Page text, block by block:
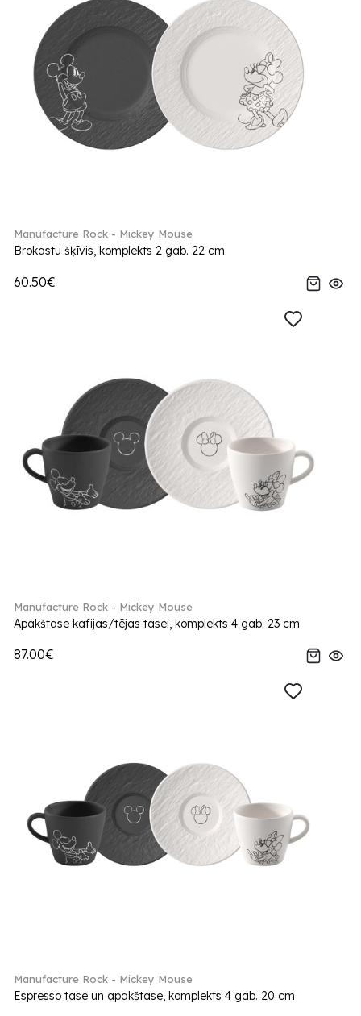
Manufacture Rock - Mickey Mouse
Brokastu šķīvis, komplekts 2 gab. 22 cm
60.50€
Manufacture Rock - Mickey Mouse
Apakštase kafijas/tējas tasei, komplekts 4 gab. 23 cm
87.00€
Manufacture Rock - Mickey Mouse
Espresso tase un apakštase, komplekts 4 gab. 20 cm